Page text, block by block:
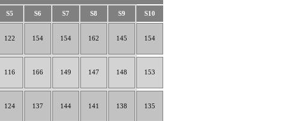
S5 S6 S7 S8 S9 S10
122 154 154 162 145 154
116 166 149 147 148 153
124 137 144 141 138 135